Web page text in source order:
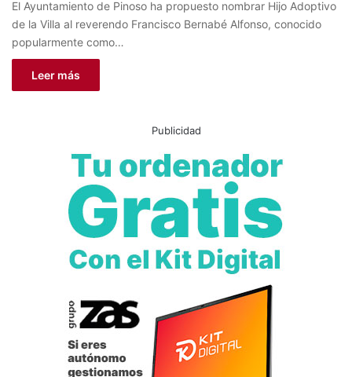
El Ayuntamiento de Pinoso ha propuesto nombrar Hijo Adoptivo
de la Villa al reverendo Francisco Bernabé Alfonso, conocido
popularmente como…
Leer más
Publicidad